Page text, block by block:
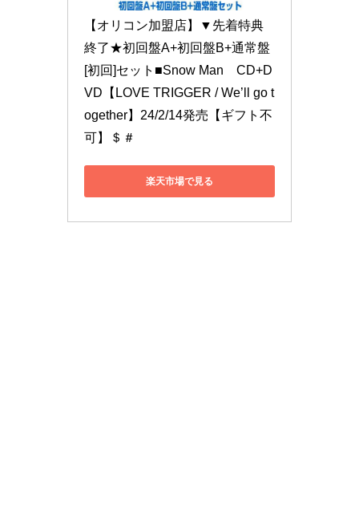
【オリコン加盟店】▼先着特典
終了★初回盤A+初回盤B+通常盤
[初回]セット■Snow Man　CD+D
VD【LOVE TRIGGER / We’ll go t
ogether】24/2/14発売【ギフト不
可】＄＃
楽天市場で見る